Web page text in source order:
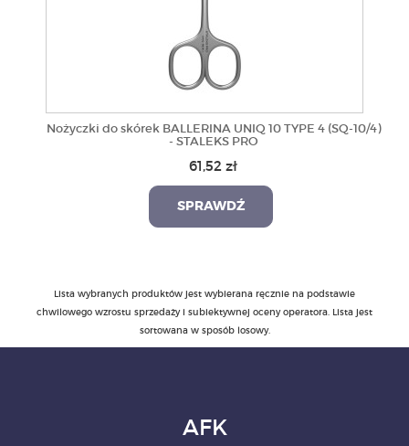
Nożyczki do skórek BALLERINA UNIQ 10 TYPE 4 (SQ-10/4)
- STALEKS PRO
61,52 zł
SPRAWDŹ
Lista wybranych produktów jest wybierana ręcznie na podstawie
chwilowego wzrostu sprzedaży i subiektywnej oceny operatora. Lista jest
sortowana w sposób losowy.
AFK